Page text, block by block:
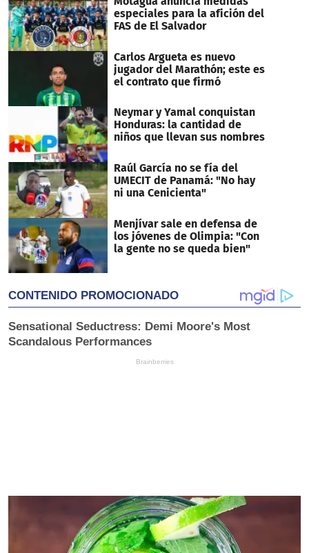
especiales para la afición del
FAS de El Salvador
Carlos Argueta es nuevo
jugador del Marathón; este es
el contrato que firmó
Neymar y Yamal conquistan
Honduras: la cantidad de
niños que llevan sus nombres
Raúl García no se fía del
UMECIT de Panamá: "No hay
ni una Cenicienta"
Menjívar sale en defensa de
los jóvenes de Olimpia: "Con
la gente no se queda bien"